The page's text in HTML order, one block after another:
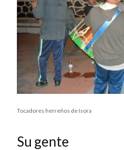
Tocadores herreños de Isora
Su gente